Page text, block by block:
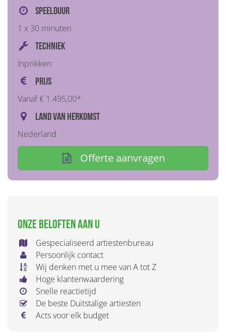
Speelduur
1 x 30 minuten
Techniek
Inprikken
Prijs
Vanaf € 1.495,00*
Land van herkomst
Nederland
Offerte aanvragen
Onze beloften aan u
Gespecialiseerd artiestenbureau
Persoonlijk contact
Wij denken met u mee van A tot Z
Hoge klantenwaardering
Snelle reactietijd
De beste Duitstalige artiesten
Acts voor elk budget